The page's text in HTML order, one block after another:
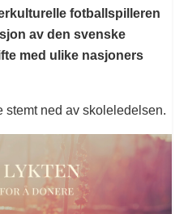
fotballspilleren
av den svenske
med ulike nasjoners
stemt ned av skoleledelsen.